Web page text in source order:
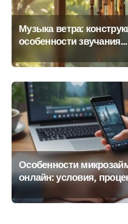
Музыка ветра:
особенности звучания
Особенности
онлайн: условия,
ставки и порядок